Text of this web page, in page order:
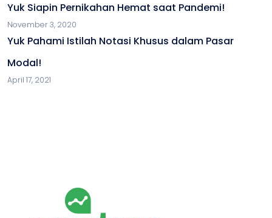
Yuk Siapin Pernikahan Hemat saat Pandemi!
November 3, 2020
Yuk Pahami Istilah Notasi Khusus dalam Pasar
Modal!
April 17, 2021